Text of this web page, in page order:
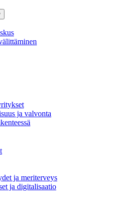
ja valvonta
ja meriterveys
ja digitalisaatio